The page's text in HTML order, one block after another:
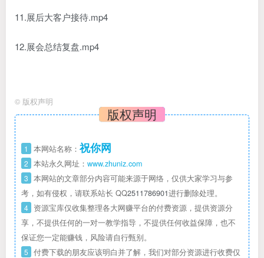
11.展后大客户接待.mp4
12.展会总结复盘.mp4
© 版权声明
版权声明
1 本网站名称： 祝你网
2 本站永久网址： www.zhuniz.com
3 本网站的文章部分内容可能来源于网络，仅供大家学习与参
考，如有侵权，请联系站长 QQ2511786901进行删除处理。
4 资源宝库仅收集整理各大网赚平台的付费资源，提供资源分
享，不提供任何的一对一教学指导，不提供任何收益保障，也不
保证您一定能赚钱，风险请自行甄别。
5 付费下载的朋友应该明白并了解，我们对部分资源进行收费仅